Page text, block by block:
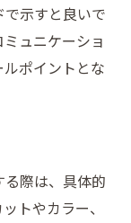
示すと良いで
ュニケーショ
ポイントとな
際は、具体的
トやカラー、